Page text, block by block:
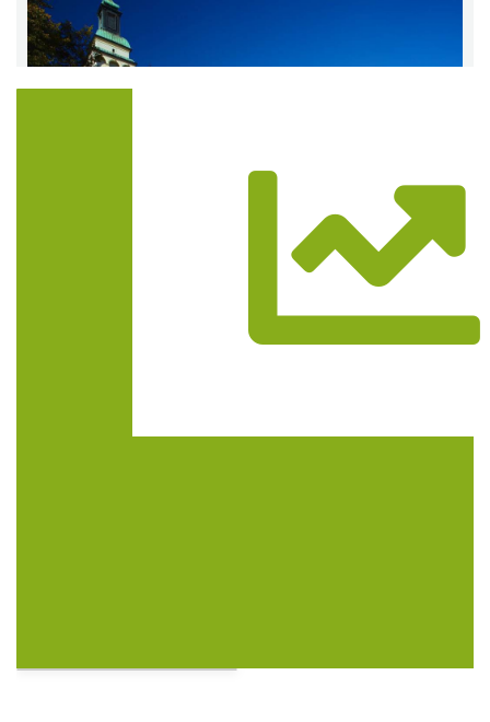
Trasa